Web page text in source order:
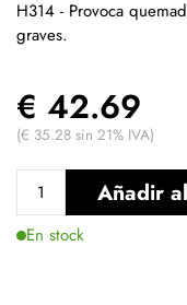
H314 - Provoca
graves.
€ 42.69
(€ 35.28 sin 21% IVA)
Añadir
En stock